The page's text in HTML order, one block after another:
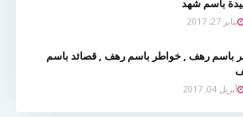
باسم شهد
يناير 27, 2017
باسم رهف , خواطر باسم رهف , قصائد باسم
أبريل 04, 2017